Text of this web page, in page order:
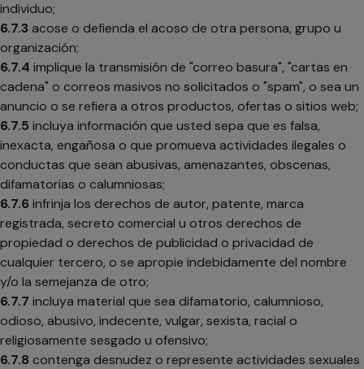
individuo;
6.7.3 acose o defienda el acoso de otra persona, grupo u
organización;
6.7.4 implique la transmisión de "correo basura", "cartas en
cadena" o correos masivos no solicitados o "spam", o sea un
anuncio o se refiera a otros productos, ofertas o sitios web;
6.7.5 incluya información que usted sepa que es falsa,
inexacta, engañosa o que promueva actividades ilegales o
conductas que sean abusivas, amenazantes, obscenas,
difamatorias o calumniosas;
6.7.6 infrinja los derechos de autor, patente, marca
registrada, secreto comercial u otros derechos de
propiedad o derechos de publicidad o privacidad de
cualquier tercero, o se apropie indebidamente del nombre
y/o la semejanza de otro;
6.7.7 incluya material que sea difamatorio, calumnioso,
odioso, abusivo, indecente, vulgar, sexista, racial o
religiosamente sesgado u ofensivo;
6.7.8 contenga desnudez o represente actividades sexuales